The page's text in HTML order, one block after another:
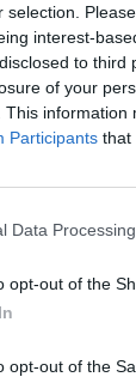
selection.
interest-
to third
of your
This
Participants that
Data
opt-out of the
opt-out of the
ad